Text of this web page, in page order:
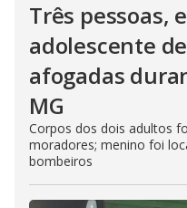
Três pessoas,
adolescente
afogadas
MG
Corpos dos dois adultos
moradores; menino foi
bombeiros